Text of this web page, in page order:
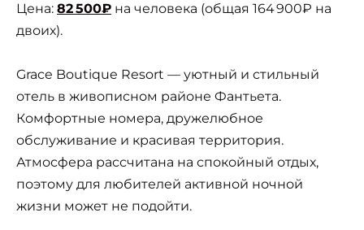
Цена: 82 500₽ на человека (общая 164 900₽ на
двоих).
Grace Boutique Resort — уютный и стильный
отель в живописном районе Фантьета.
Комфортные номера, дружелюбное
обслуживание и красивая территория.
Атмосфера рассчитана на спокойный отдых,
поэтому для любителей активной ночной
жизни может не подойти.